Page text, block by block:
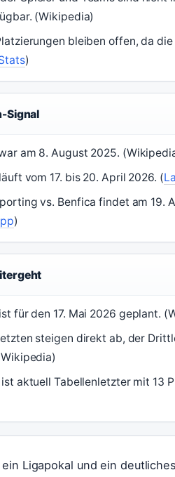
(Wikipedia)
bleiben offen, da die
)
Signal
am 8. August 2025.
vom 17. bis 20. April 2026. (
vs. Benfica findet am 19.
)
für den 17. Mai 2026 geplant.
steigen direkt ab, der
ist aktuell Tabellenletzter mit 13
Ligapokal und ein